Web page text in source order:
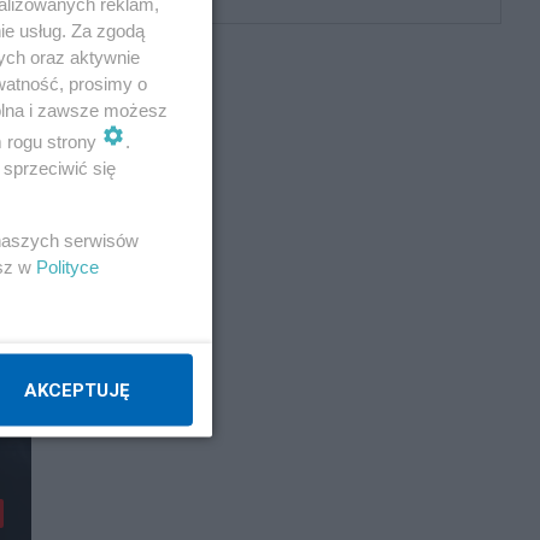
usług. Za zgodą
oraz aktywnie
prosimy o
i zawsze możesz
rogu strony
.
się
serwisów
w Polityce
AKCEPTUJĘ